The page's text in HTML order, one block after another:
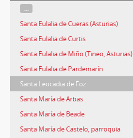
...
Santa Eulalia de Cueras (Asturias)
Santa Eulalia de Curtis
Santa Eulalia de Miño (Tineo, Asturias)
Santa Eulalia de Pardemarín
Santa Leocadia de Foz
Santa María de Arbas
Santa María de Beade
Santa María de Castelo, parroquia